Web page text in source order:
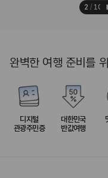
2 / 10
완벽한 여행 준비를
디지털
관광주민증
대한민국
반값여행